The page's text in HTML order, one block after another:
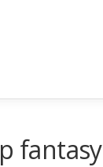
fantasy